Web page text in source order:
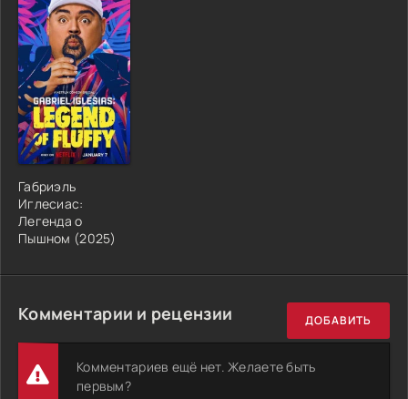
Габриэль
Иглесиас:
Легенда о
Пышном (2025)
Комментарии и рецензии ДОБАВИТЬ
Комментариев ещё нет. Желаете быть
первым?